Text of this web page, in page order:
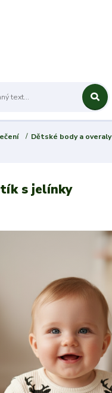
Dětské body a overaly
s jelínky